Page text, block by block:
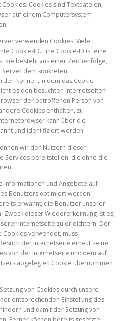
Cookies sind Textdateien,
auf einem Computersystem
verwenden Cookies. Viele
Cookie-ID. Eine Cookie-ID ist eine
Sie besteht aus einer Zeichenfolge,
dem konkreten
können, in dem das Cookie
es den besuchten Internetseiten
der betroffenen Person von
Cookies enthalten, zu
kann über die
und identifiziert werden.
wir den Nutzern dieser
Services bereitstellen, die ohne die
Informationen und Angebote auf
Benutzers optimiert werden.
erwähnt, die Benutzer unserer
dieser Wiedererkennung ist es,
Internetseite zu erleichtern. Der
verwendet, muss
der Internetseite erneut seine
von der Internetseite und dem auf
abgelegten Cookie übernommen
von Cookies durch unsere
entsprechenden Einstellung des
und damit der Setzung von
Ferner können bereits gesetzte